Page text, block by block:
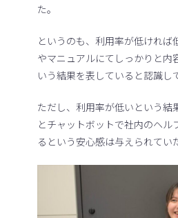
た。
というのも、利用率が低ければ
やマニュアルにてしっかりと内
いう結果を表していると認識し
ただし、利用率が低いという結
とチャットボットで社内のヘル
るという安心感は与えられてい